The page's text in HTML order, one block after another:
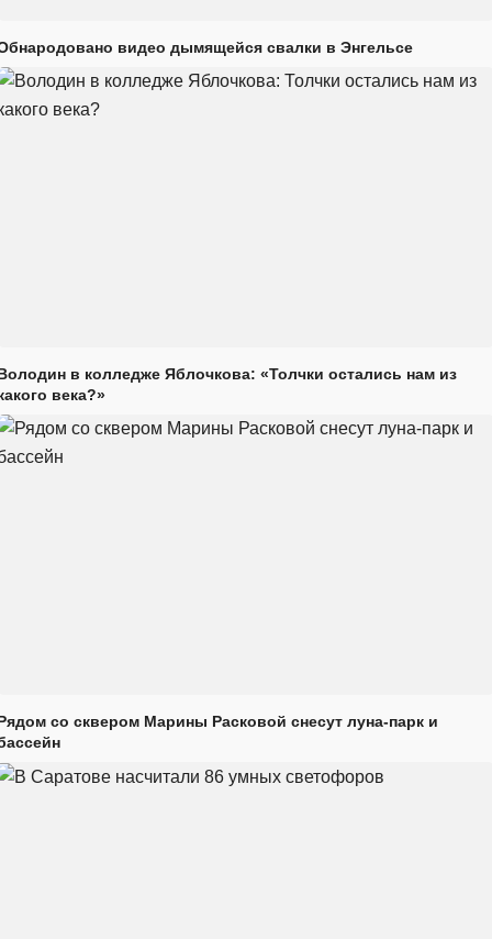
видео дымящейся свалки в Энгельсе
в колледже Яблочкова: «Толчки остались нам из
века?»
со сквером Марины Расковой снесут луна-парк и